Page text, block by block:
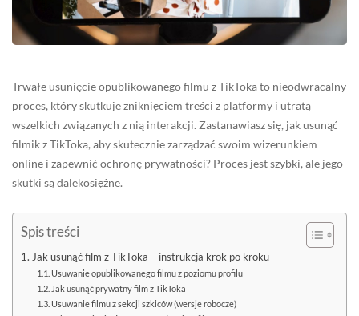
Trwałe usunięcie opublikowanego filmu z TikToka to nieodwracalny
proces, który skutkuje zniknięciem treści z platformy i utratą
wszelkich związanych z nią interakcji. Zastanawiasz się, jak usunąć
filmik z TikToka, aby skutecznie zarządzać swoim wizerunkiem
online i zapewnić ochronę prywatności? Proces jest szybki, ale jego
skutki są dalekosiężne.
Spis treści
Jak usunąć film z TikToka – instrukcja krok po kroku
Usuwanie opublikowanego filmu z poziomu profilu
Jak usunąć prywatny film z TikToka
Usuwanie filmu z sekcji szkiców (wersje robocze)